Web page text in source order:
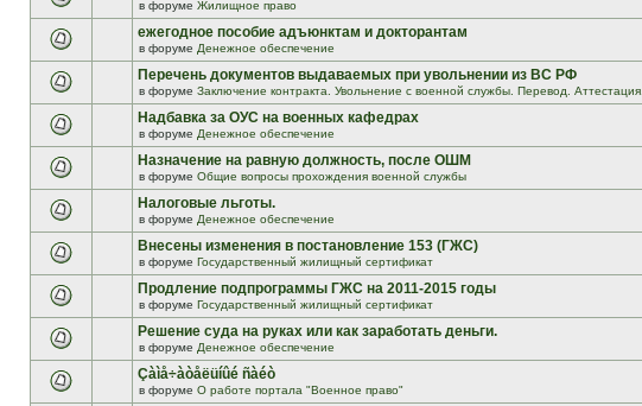
в форуме Жилищное право
ежегодное пособие адъюнктам и докторантам
в форуме Денежное обеспечение
Перечень документов выдаваемых при увольнении из ВС РФ
в форуме Заключение контракта. Увольнение с военной службы. Перевод. Аттестация.
Надбавка за ОУС на военных кафедрах
в форуме Денежное обеспечение
Назначение на равную должность, после ОШМ
в форуме Общие вопросы прохождения военной службы
Налоговые льготы.
в форуме Денежное обеспечение
Внесены изменения в постановление 153 (ГЖС)
в форуме Государственный жилищный сертификат
Продление подпрограммы ГЖС на 2011-2015 годы
в форуме Государственный жилищный сертификат
Решение суда на руках или как заработать деньги.
в форуме Денежное обеспечение
Çàìå÷àòåëüíûé ñàéò
в форуме О работе портала "Военное право"